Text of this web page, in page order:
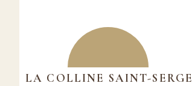
LA COLLINE SAINT-SERGE